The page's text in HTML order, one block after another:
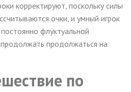
корректируют, поскольку силы
очки, и умный игрок
флуктуальной
продолжаться на
по